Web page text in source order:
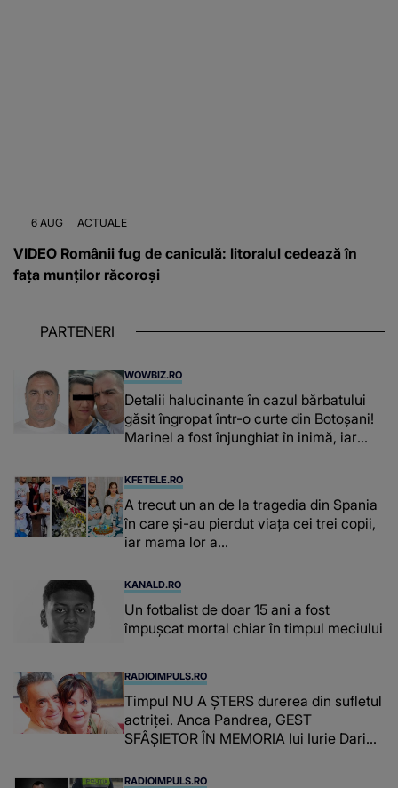
6 AUG ACTUALE
VIDEO Românii fug de caniculă: litoralul cedează în
fața munților răcoroși
PARTENERI
WOWBIZ.RO
Detalii halucinante în cazul bărbatului
găsit îngropat într-o curte din Botoșani!
Marinel a fost înjunghiat în inimă, iar
suspecți
KFETELE.RO
A trecut un an de la tragedia din Spania
în care și-au pierdut viața cei trei copii,
iar mama lor a…
KANALD.RO
Un fotbalist de doar 15 ani a fost
împușcat mortal chiar în timpul meciului
RADIOIMPULS.RO
Timpul NU A ȘTERS durerea din sufletul
actriței. Anca Pandrea, GEST
SFÂȘIETOR ÎN MEMORIA lui Iurie Darie:
timpul parcă..."
RADIOIMPULS.RO